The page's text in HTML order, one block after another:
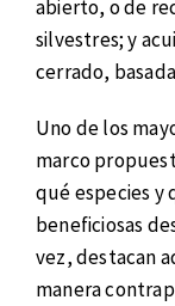
abierto, o de
silvestres; y
cerrado,
Uno de los
marco
qué especies y
beneficiosas
vez, destacan
manera